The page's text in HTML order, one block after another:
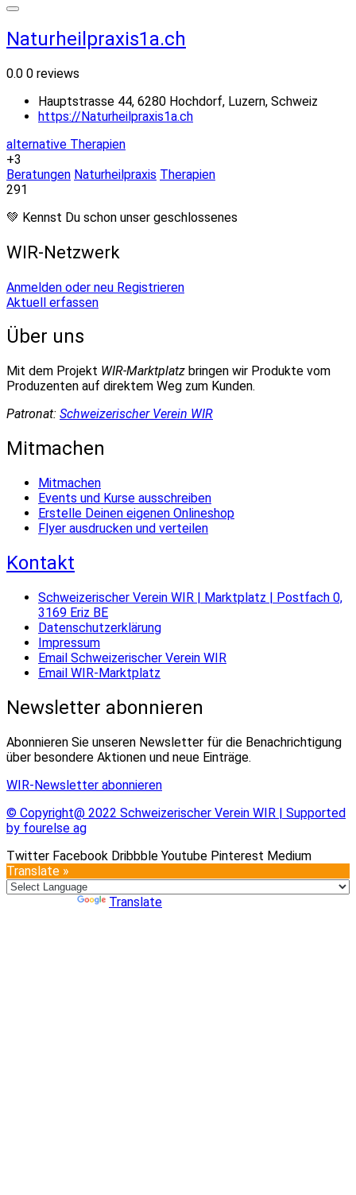
Naturheilpraxis1a.ch
0.0 0 reviews
Hauptstrasse 44, 6280 Hochdorf, Luzern, Schweiz
https://Naturheilpraxis1a.ch
alternative Therapien
+3
Beratungen Naturheilpraxis Therapien
291
💚 Kennst Du schon unser geschlossenes
WIR-Netzwerk
Anmelden oder neu Registrieren
Aktuell erfassen
Über uns
Mit dem Projekt WIR-Marktplatz bringen wir Produkte vom
Produzenten auf direktem Weg zum Kunden.
Patronat: Schweizerischer Verein WIR
Mitmachen
Mitmachen
Events und Kurse ausschreiben
Erstelle Deinen eigenen Onlineshop
Flyer ausdrucken und verteilen
Kontakt
Schweizerischer Verein WIR | Marktplatz | Postfach 0,
3169 Eriz BE
Datenschutzerklärung
Impressum
Email Schweizerischer Verein WIR
Email WIR-Marktplatz
Newsletter abonnieren
Abonnieren Sie unseren Newsletter für die Benachrichtigung
über besondere Aktionen und neue Einträge.
WIR-Newsletter abonnieren
© Copyright@ 2022 Schweizerischer Verein WIR | Supported
by fourelse ag
Twitter Facebook Dribbble Youtube Pinterest Medium
Translate »
Translate